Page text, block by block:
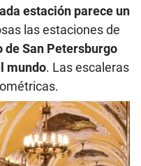
estación parece un
las estaciones de
de San Petersburgo
mundo. Las escaleras